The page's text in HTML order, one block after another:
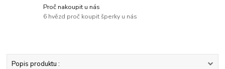
Proč nakoupit u nás
6 hvězd proč koupit šperky u nás
Popis produktu :